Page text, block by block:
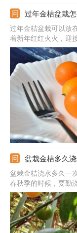
过年金桔盆栽
过年金桔盆栽可以放
着新年红红火火，迎
在入户玄关，能当做
在阳台上，光线较
放在电视柜旁边或窗
盆栽金桔多久
盆栽金桔浇水多久一
春秋季的时候，要勤
下水分蒸发的非常快
在冬季，需水量非常
多反而对过冬不利。